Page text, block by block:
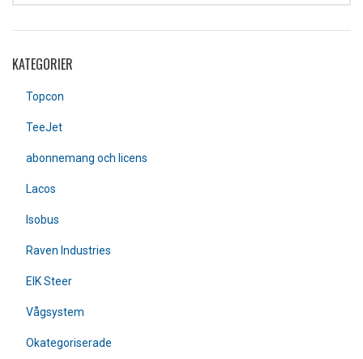
KATEGORIER
Topcon
TeeJet
abonnemang och licens
Lacos
Isobus
Raven Industries
EIK Steer
Vågsystem
Okategoriserade